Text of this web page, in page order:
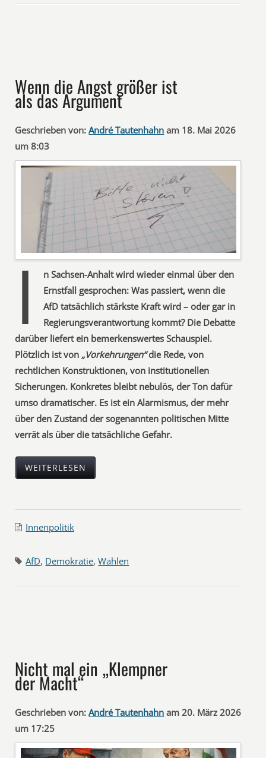
Wenn die Angst größer ist
als das Argument
Geschrieben von: André Tautenhahn am 18. Mai 2026
um 8:03
I
n Sachsen-Anhalt wird wieder einmal über den
Ernstfall gesprochen: Was passiert, wenn die
AfD tatsächlich stärkste Kraft wird – oder gar in
Regierungsverantwortung kommt? Die Debatte
darüber liefert ein bemerkenswertes Schauspiel.
Plötzlich ist von „Vorkehrungen“die Rede, von
rechtlichen Konstruktionen, von institutionellen
Sicherungen. Konkretes bleibt nebulös, der Ton dafür
umso dramatischer. Es ist ein Alarmismus, der mehr
über den Zustand der sogenannten politischen Mitte
verrät als über die tatsächliche Gefahr.
WEITERLESEN
Innenpolitik
AfD, Demokratie,Wahlen
Nicht mal ein „Klempner
der Macht“
Geschrieben von: André Tautenhahn am 20. März 2026
um 17:25